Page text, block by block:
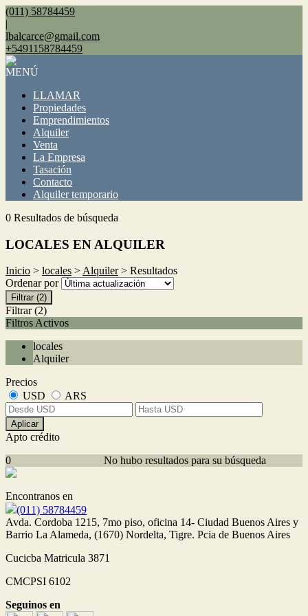
(011) 58784459
|
lbalcarce@gmail.com
+5491158784459
MENÚ
LLAMAR
Propiedades
Emprendimientos
Alquiler
Venta
La Empresa
Tasación
Contacto
Alquiler temporario
0 Resultados de búsqueda
LOCALES EN ALQUILER
Inicio > locales >Alquiler> Resultados
Ordenar por
Filtrar (2)
Filtrar (2)
Filtros Activos
locales
Alquiler
Precios
USD
ARS
Aplicar
Apto crédito
No hubo resultados para su búsqueda
0
Encontranos en
(011) 58784459
Avda. Cordoba 1215, 7mo piso, oficina 14- Ciudad Buenos Aires y
Barrio La Alameda, (1670) Nordelta, Tigre. Pcia de Buenos Aires
Cucicba Matricula 3871
CMCPSI 6102
Seguinos en